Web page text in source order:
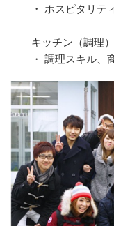
・ ホスピタリテ
キッチン（調理）
・ 調理スキル、